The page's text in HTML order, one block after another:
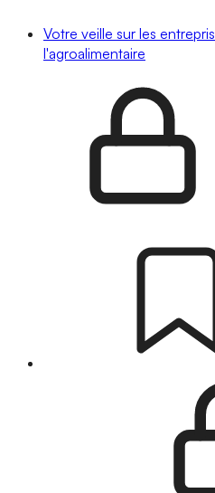
Votre veille sur les
l'agroalimentaire